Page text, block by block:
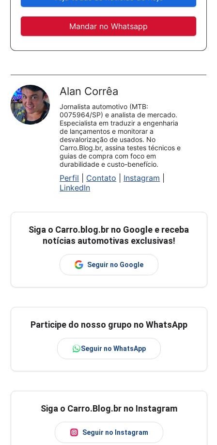
Mandar no Whatsapp
Alan Corrêa
Jornalista automotivo (MTB:
0075964/SP) e analista de mercado.
Especialista em traduzir a engenharia
de lançamentos e monitorar a
desvalorização de usados. No
Carro.Blog.br, assina testes técnicos e
guias de compra com foco em
durabilidade e custo-benefício.
Perfil Contato Instagram
LinkedIn
Siga o Carro.blog.br no Google e receba
notícias automotivas exclusivas!
Seguir no Google
Participe do nosso grupo no WhatsApp
Seguir no WhatsApp
Siga o Carro.Blog.br no Instagram
Seguir no Instagram